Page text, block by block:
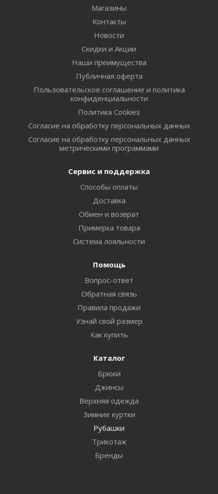
Магазины
Контакты
Новости
Скидки и Акции
Наши преимущества
Публичная оферта
Пользовательское соглашение и политика
конфиденциальности
Политика Cookies
Согласие на обработку персональных данных
Согласие на обработку персональных данных
метрическими программами
Сервис и поддержка
Способы оплаты
Доставка
Обмен и возврат
Примерка товара
Система лояльности
Помощь
Вопрос-ответ
Обратная связь
Правила продажи
Узнай свой размер
Как купить
Каталог
Брюки
Джинсы
Верхняя одежда
Зимние куртки
Рубашки
Трикотаж
Бренды